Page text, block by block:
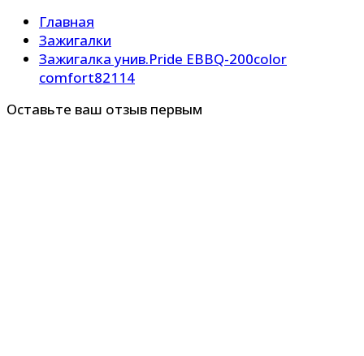
Главная
Зажигалки
Зажигалка унив.Pride EBBQ-200color
comfort82114
Оставьте ваш отзыв первым